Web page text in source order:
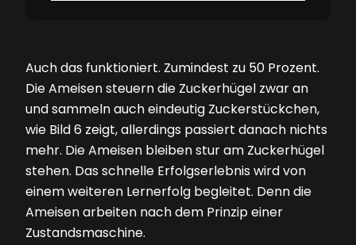
Auch das funktioniert. Zumindest zu 50 Prozent.
Die Ameisen steuern die Zuckerhügel zwar an
und sammeln auch eindeutig Zuckerstückchen,
wie Bild 6 zeigt, allerdings passiert danach nichts
mehr. Die Ameisen bleiben stur am Zucker­hügel
stehen. Das schnelle Erfolgserlebnis wird von
einem weiteren Lernerfolg begleitet. Denn die
Ameisen arbeiten nach dem Prinzip einer
Zustandsmaschine.